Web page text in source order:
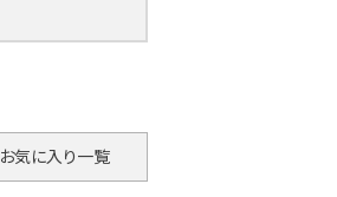
お気に入り一覧